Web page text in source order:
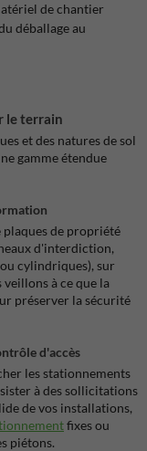
de chantier
déballage au
le terrain
et des natures de sol
gamme étendue
plaques de propriété
d'interdiction,
cylindriques), sur
à ce que la
préserver la sécurité
d'accès
les stationnements
à des sollicitations
de vos installations,
fixes ou
piétons.